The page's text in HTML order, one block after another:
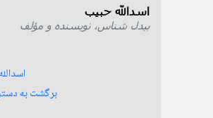
اسدالله حبیب
بیدل شناس، نویسنده و مؤلف
برگشت به